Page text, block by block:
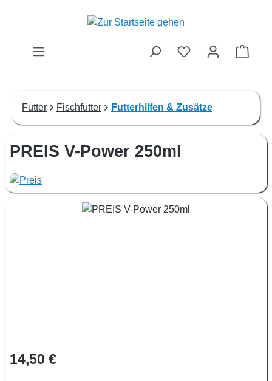
Zum Hauptinhalt springen
Futter Fischfutter Futterhilfen & Zusätze
PREIS V-Power 250ml
Bildergalerie überspringen
Regulärer Preis:
14,50 €